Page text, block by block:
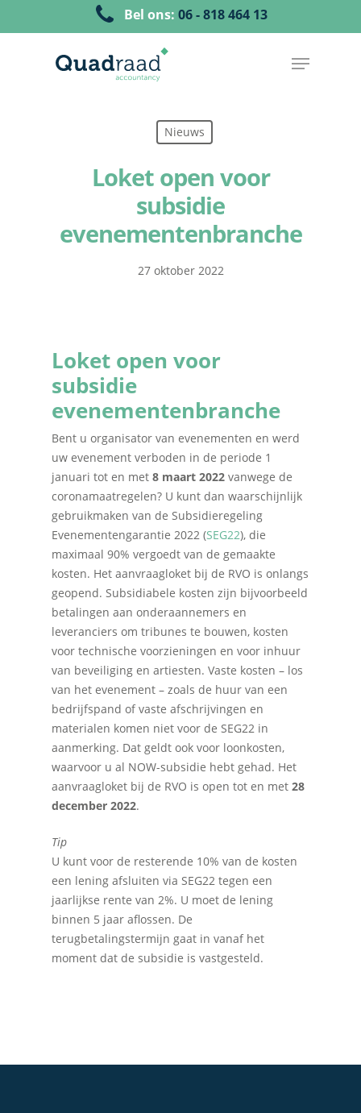
Bel ons: 06 - 818 464 13
Nieuws
Loket open voor
subsidie
evenementenbranche
27 oktober 2022
Loket open voor
subsidie
evenementenbranche
Bent u organisator van evenementen en werd
uw evenement verboden in de periode 1
januari tot en met 8 maart 2022 vanwege de
coronamaatregelen? U kunt dan waarschijnlijk
gebruikmaken van de Subsidieregeling
Evenementengarantie 2022 (SEG22), die
maximaal 90% vergoedt van de gemaakte
kosten. Het aanvraagloket bij de RVO is onlangs
geopend. Subsidiabele kosten zijn bijvoorbeeld
betalingen aan onderaannemers en
leveranciers om tribunes te bouwen, kosten
voor technische voorzieningen en voor inhuur
van beveiliging en artiesten. Vaste kosten – los
van het evenement – zoals de huur van een
bedrijfspand of vaste afschrijvingen en
materialen komen niet voor de SEG22 in
aanmerking. Dat geldt ook voor loonkosten,
waarvoor u al NOW-subsidie hebt gehad. Het
aanvraagloket bij de RVO is open tot en met 28
december 2022.
Tip
U kunt voor de resterende 10% van de kosten
een lening afsluiten via SEG22 tegen een
jaarlijkse rente van 2%. U moet de lening
binnen 5 jaar aflossen. De
terugbetalingstermijn gaat in vanaf het
moment dat de subsidie is vastgesteld.